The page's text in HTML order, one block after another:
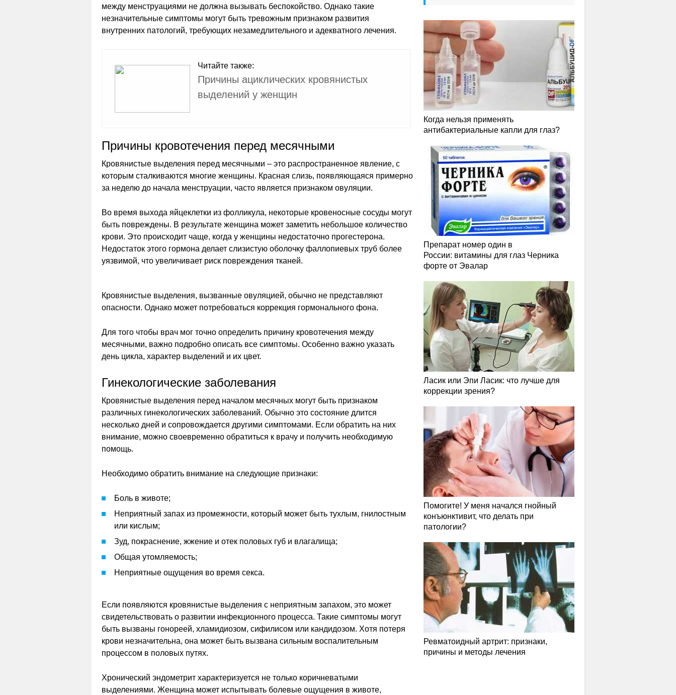
между менструациями не должна вызывать беспокойство. Однако такие
незначительные симптомы могут быть тревожным признаком развития
внутренних патологий, требующих незамедлительного и адекватного лечения.
Читайте также:
Причины ациклических кровянистых
выделений у женщин
Причины кровотечения перед месячными
Кровянистые выделения перед месячными – это распространенное явление, с
которым сталкиваются многие женщины. Красная слизь, появляющаяся примерно
за неделю до начала менструации, часто является признаком овуляции.
Во время выхода яйцеклетки из фолликула, некоторые кровеносные сосуды могут
быть повреждены. В результате женщина может заметить небольшое количество
крови. Это происходит чаще, когда у женщины недостаточно прогестерона.
Недостаток этого гормона делает слизистую оболочку фаллопиевых труб более
уязвимой, что увеличивает риск повреждения тканей.
Кровянистые выделения, вызванные овуляцией, обычно не представляют
опасности. Однако может потребоваться коррекция гормонального фона.
Для того чтобы врач мог точно определить причину кровотечения между
месячными, важно подробно описать все симптомы. Особенно важно указать
день цикла, характер выделений и их цвет.
Гинекологические заболевания
Кровянистые выделения перед началом месячных могут быть признаком
различных гинекологических заболеваний. Обычно это состояние длится
несколько дней и сопровождается другими симптомами. Если обратить на них
внимание, можно своевременно обратиться к врачу и получить необходимую
помощь.
Необходимо обратить внимание на следующие признаки:
Боль в животе;
Неприятный запах из промежности, который может быть тухлым, гнилостным
или кислым;
Зуд, покраснение, жжение и отек половых губ и влагалища;
Общая утомляемость;
Неприятные ощущения во время секса.
Если появляются кровянистые выделения с неприятным запахом, это может
свидетельствовать о развитии инфекционного процесса. Такие симптомы могут
быть вызваны гонореей, хламидиозом, сифилисом или кандидозом. Хотя потеря
крови незначительна, она может быть вызвана сильным воспалительным
процессом в половых путях.
Хронический эндометрит характеризуется не только коричневатыми
выделениями. Женщина может испытывать болевые ощущения в животе,
Когда нельзя применять
антибактериальные капли для глаз?
Препарат номер один в
России: витамины для глаз Черника
форте от Эвалар
Ласик или Эпи Ласик: что лучше для
коррекции зрения?
Помогите! У меня начался гнойный
конъюнктивит, что делать при
патологии?
Ревматоидный артрит: признаки,
причины и методы лечения